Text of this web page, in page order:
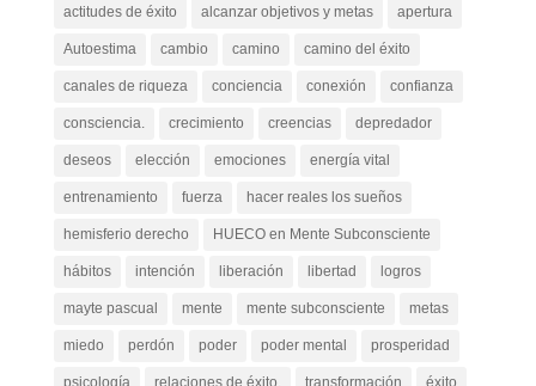
actitudes de éxito alcanzar objetivos y metas apertura
Autoestima cambio camino camino del éxito
canales de riqueza conciencia conexión confianza
consciencia. crecimiento creencias depredador
deseos elección emociones energía vital
entrenamiento fuerza hacer reales los sueños
hemisferio derecho HUECO en Mente Subconsciente
hábitos intención liberación libertad logros
mayte pascual mente mente subconsciente metas
miedo perdón poder poder mental prosperidad